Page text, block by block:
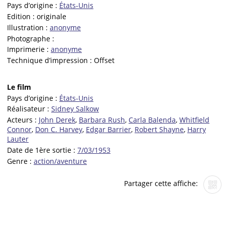
Pays d’origine : États-Unis
Edition : originale
Illustration : anonyme
Photographe :
Imprimerie : anonyme
Technique d’impression : Offset
Le film
Pays d’origine : États-Unis
Réalisateur : Sidney Salkow
Acteurs : John Derek, Barbara Rush, Carla Balenda, Whitfield
Connor, Don C. Harvey, Edgar Barrier, Robert Shayne, Harry
Lauter
Date de 1ère sortie : 7/03/1953
Genre : action/aventure
Partager cette affiche: